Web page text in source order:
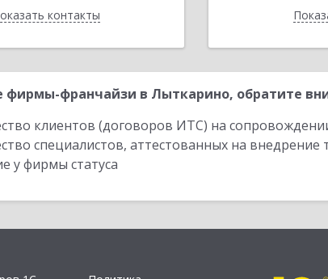
контакты
Назад
фирмы-франчайзи в Лыткарино, обратите
клиентов (договоров ИТС) на
специалистов, аттестованных на
у фирмы статуса